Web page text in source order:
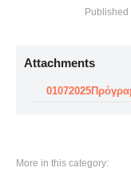
Published
Attachments
More in this category: